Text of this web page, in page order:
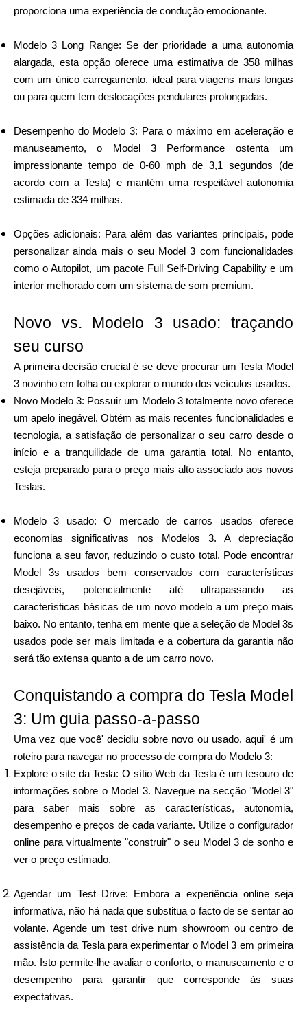
Contacte-nos
Ajuda
Minha Conta
ask@scrambleup.com
+372 712 2955
proporciona uma experiência de condução emocionante.
Modelo 3 Long Range: Se der prioridade a uma autonomia
alargada, esta opção oferece uma estimativa de 358 milhas
com um único carregamento, ideal para viagens mais longas
ou para quem tem deslocações pendulares prolongadas.
Desempenho do Modelo 3: Para o máximo em aceleração e
manuseamento, o Model 3 Performance ostenta um
impressionante tempo de 0-60 mph de 3,1 segundos (de
acordo com a Tesla) e mantém uma respeitável autonomia
estimada de 334 milhas.
Opções adicionais: Para além das variantes principais, pode
personalizar ainda mais o seu Model 3 com funcionalidades
como o Autopilot, um pacote Full Self-Driving Capability e um
interior melhorado com um sistema de som premium.
Novo vs. Modelo 3 usado: traçando
seu curso
A primeira decisão crucial é se deve procurar um Tesla Model
3 novinho em folha ou explorar o mundo dos veículos usados.
Novo Modelo 3: Possuir um Modelo 3 totalmente novo oferece
um apelo inegável. Obtém as mais recentes funcionalidades e
tecnologia, a satisfação de personalizar o seu carro desde o
início e a tranquilidade de uma garantia total. No entanto,
esteja preparado para o preço mais alto associado aos novos
Teslas.
Modelo 3 usado: O mercado de carros usados oferece
economias significativas nos Modelos 3. A depreciação
funciona a seu favor, reduzindo o custo total. Pode encontrar
Model 3s usados bem conservados com características
desejáveis, potencialmente até ultrapassando as
características básicas de um novo modelo a um preço mais
baixo. No entanto, tenha em mente que a seleção de Model 3s
usados pode ser mais limitada e a cobertura da garantia não
será tão extensa quanto a de um carro novo.
Conquistando a compra do Tesla Model
3: Um guia passo-a-passo
Uma vez que você' decidiu sobre novo ou usado, aqui' é um
roteiro para navegar no processo de compra do Modelo 3:
Explore o site da Tesla: O sítio Web da Tesla é um tesouro de
informações sobre o Model 3. Navegue na secção "Model 3"
para saber mais sobre as características, autonomia,
desempenho e preços de cada variante. Utilize o configurador
online para virtualmente "construir" o seu Model 3 de sonho e
ver o preço estimado.
Agendar um Test Drive: Embora a experiência online seja
informativa, não há nada que substitua o facto de se sentar ao
volante. Agende um test drive num showroom ou centro de
assistência da Tesla para experimentar o Model 3 em primeira
mão. Isto permite-lhe avaliar o conforto, o manuseamento e o
desempenho para garantir que corresponde às suas
expectativas.